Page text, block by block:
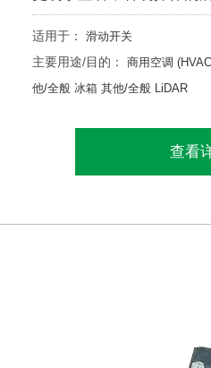
适用于： 滑动开关
主要用途/目的： 商用空调
他/全般 冰箱 其他/全般 LiDAR
查看